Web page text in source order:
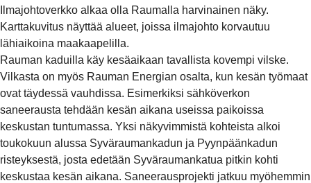
Ilmajohtoverkko alkaa olla Raumalla harvinainen näky.
Karttakuvitus näyttää alueet, joissa ilmajohto korvautuu
lähiaikoina maakaapelilla.
Rauman kaduilla käy kesäaikaan tavallista kovempi vilske.
Vilkasta on myös Rauman Energian osalta, kun kesän työmaat
ovat täydessä vauhdissa. Esimerkiksi sähköverkon
saneerausta tehdään kesän aikana useissa paikoissa
keskustan tuntumassa. Yksi näkyvimmistä kohteista alkoi
toukokuun alussa Syväraumankadun ja Pyynpäänkadun
risteyksestä, josta edetään Syväraumankatua pitkin kohti
keskustaa kesän aikana. Saneerausprojekti jatkuu myöhemmin